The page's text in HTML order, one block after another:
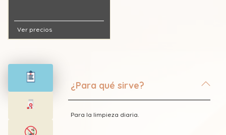
Ver precios
¿Para qué sirve?
Para la limpieza diaria.